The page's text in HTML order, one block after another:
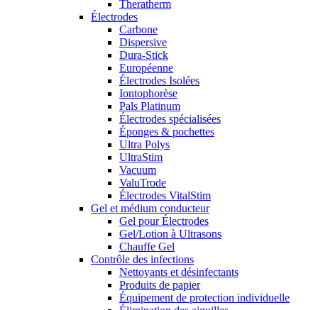
Theratherm
Électrodes
Carbone
Dispersive
Dura-Stick
Européenne
Électrodes Isolées
Iontophorèse
Pals Platinum
Électrodes spécialisées
Éponges & pochettes
Ultra Polys
UltraStim
Vacuum
ValuTrode
Électrodes VitalStim
Gel et médium conducteur
Gel pour Électrodes
Gel/Lotion à Ultrasons
Chauffe Gel
Contrôle des infections
Nettoyants et désinfectants
Produits de papier
Équipement de protection individuelle